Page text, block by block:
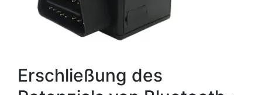
Erschließung des